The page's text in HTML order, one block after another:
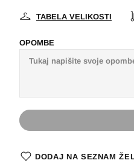
TABELA VELIKOSTI
OPOMBE
DODAJ NA SEZNAM